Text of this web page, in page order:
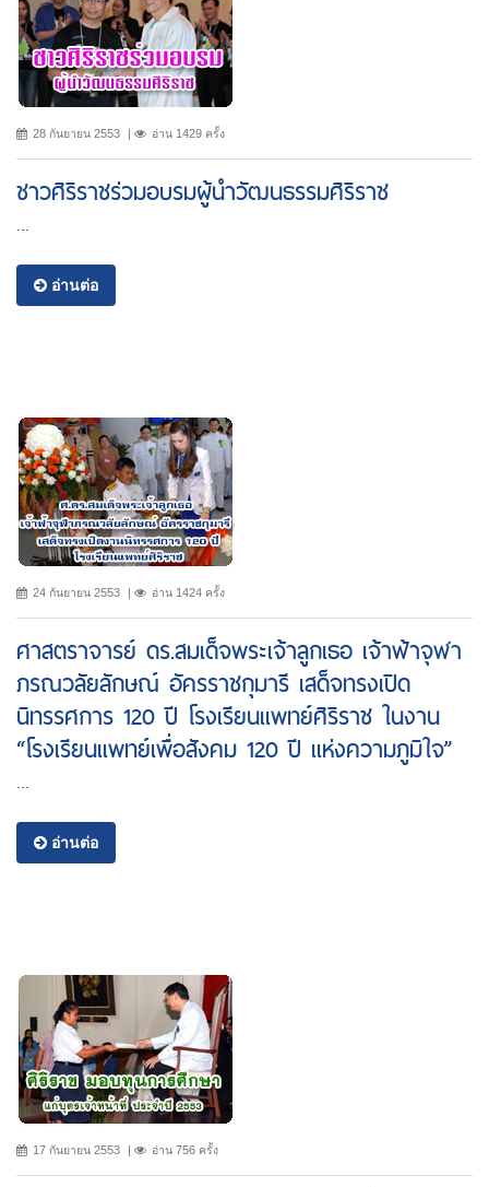
28 กันยายน 2553 อ่าน 1429 ครั้ง
ชาวศิริราชร่วมอบรมผู้นำวัฒนธรรมศิริราช
อ่านต่อ
24 กันยายน 2553 อ่าน 1424 ครั้ง
ศาสตราจารย์ ดร.สมเด็จพระเจ้าลูกเธอ เจ้าฟ้าจุฬา
ภรณวลัยลักษณ์ อัครราชกุมารี เสด็จทรงเปิด
นิทรรศการ 120 ปี โรงเรียนแพทย์ศิริราช ในงาน
“โรงเรียนแพทย์เพื่อสังคม 120 ปี แห่งความภูมิใจ”
อ่านต่อ
17 กันยายน 2553 อ่าน 756 ครั้ง